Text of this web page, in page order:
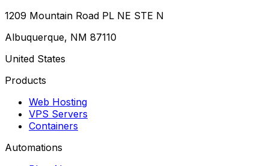
1209 Mountain Road PL NE STE N
Albuquerque, NM 87110
United States
Products
Web Hosting
VPS Servers
Containers
Automations